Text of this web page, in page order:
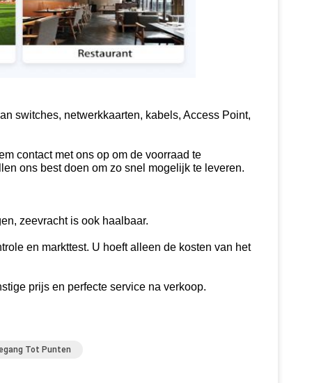
switches, netwerkkaarten, kabels, Access Point,
contact met ons op om de voorraad te
ons best doen om zo snel mogelijk te leveren.
zeevracht is ook haalbaar.
en markttest. U hoeft alleen de kosten van het
prijs en perfecte service na verkoop.
Tot Punten